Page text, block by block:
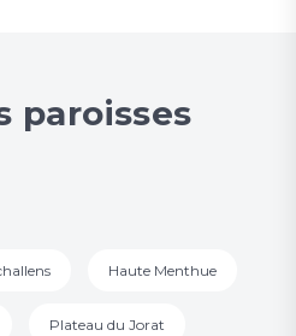
paroisses
Haute Menthue
Plateau du Jorat